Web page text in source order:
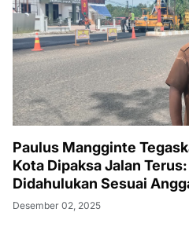
Paulus Mangginte
Kota Dipaksa Jalan
Didahulukan Sesuai
Desember 02, 2025